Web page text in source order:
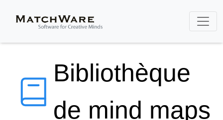
Bibliothèque
de mind maps